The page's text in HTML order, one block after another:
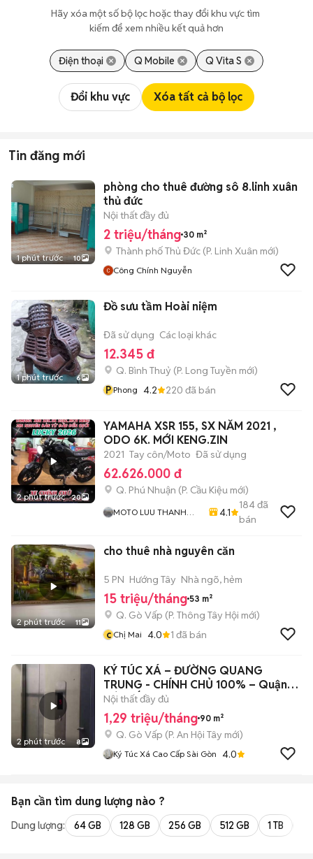
Hãy xóa một số bộ lọc hoặc thay đổi khu vực tìm
kiếm để xem nhiều kết quả hơn
Điện thoại Q Mobile Q Vita S
Đổi khu vực Xóa tất cả bộ lọc
Tin đăng mới
1 phút trước 10
phòng cho thuê đường sô 8.linh xuân
thủ đức
Nội thất đầy đủ
2 triệu/tháng 30 m²
Thành phố Thủ Đức (P. Linh Xuân mới)
Công Chính Nguyễn
1 phút trước 6
Đồ sưu tầm Hoài niệm
Đã sử dụng Các loại khác
12.345 đ
Q. Bình Thuỷ (P. Long Tuyền mới)
P Phong 4.2 220 đã bán
2 phút trước 20
YAMAHA XSR 155, SX NĂM 2021 ,
ODO 6K. MỚI KENG.ZIN
2021 Tay côn/Moto Đã sử dụng
62.626.000 đ
Q. Phú Nhuận (P. Cầu Kiệu mới)
MOTO LUU THANH
Hoang Van Thu , PN ,
4.1
184đã
bán
2 phút trước 11
cho thuê nhà nguyên căn
5 PN Hướng Tây Nhà ngõ, hẻm
15 triệu/tháng 53 m²
Q. Gò Vấp (P. Thông Tây Hội mới)
c Chị Mai 4.0 1 đã bán
2 phút trước 8
KÝ TÚC XÁ – ĐƯỜNG QUANG
TRUNG - CHÍNH CHỦ 100% – Quận
GÒ VẤP
Nội thất đầy đủ
1,29 triệu/tháng 90 m²
Q. Gò Vấp (P. An Hội Tây mới)
Ký Túc Xá Cao Cấp Sài Gòn 4.0
Bạn cần tìm dung lượng nào ?
Dung lượng: 64 GB 128 GB 256 GB 512 GB 1 TB